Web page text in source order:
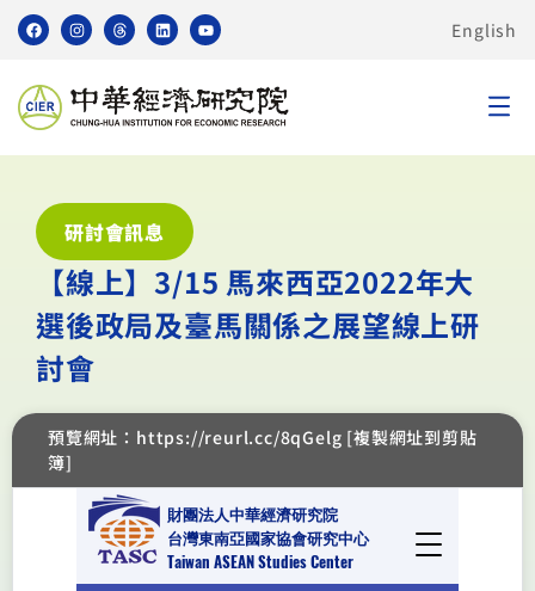
English
研討會訊息
【線上】3/15 馬來西亞2022年大
選後政局及臺馬關係之展望線上研
討會
預覽網址：https://reurl.cc/8qGelg [複製網址到剪貼
簿]